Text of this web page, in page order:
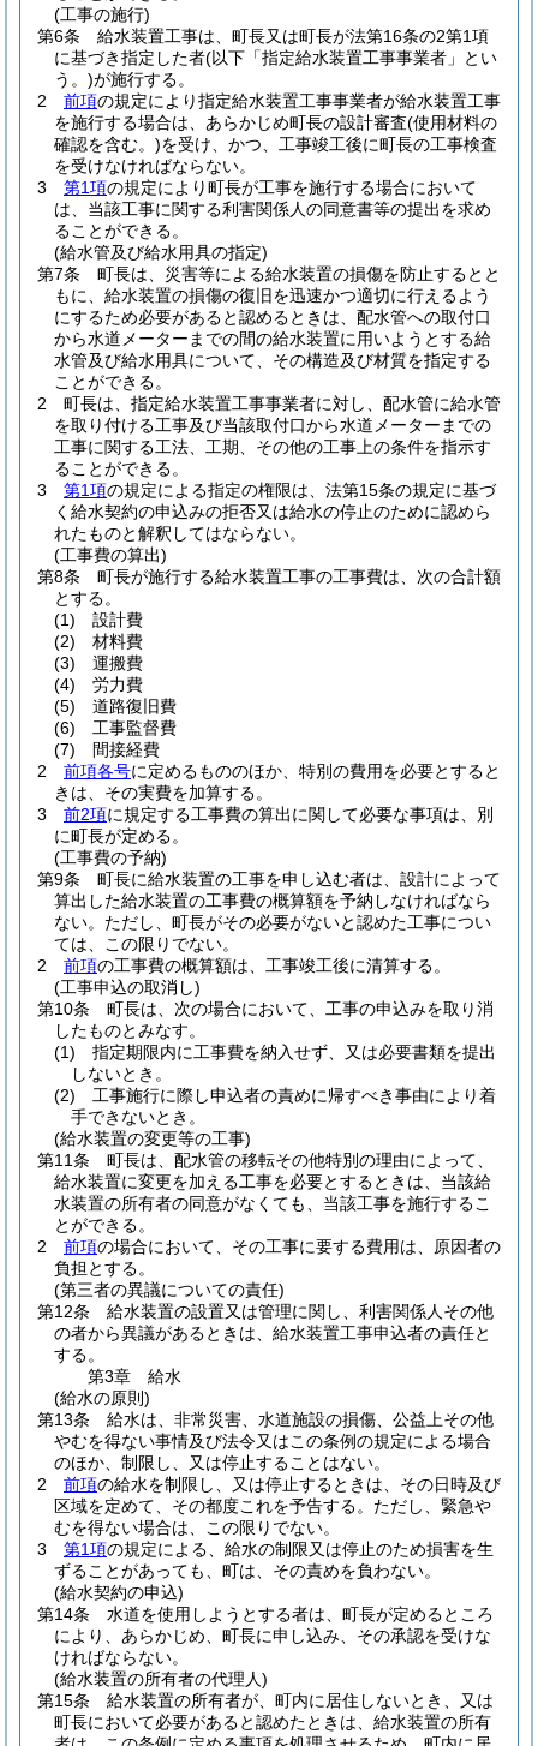
(工事の施行)
第6条
給水装置工事は、町長又は町長が法第16条の2第1項
に基づき指定した者(以下「指定給水装置工事事業者」とい
う。)が施行する。
2
前項の規定により指定給水装置工事事業者が給水装置工事
を施行する場合は、あらかじめ町長の設計審査(使用材料の
確認を含む。)を受け、かつ、工事竣工後に町長の工事検査
を受けなければならない。
3
第1項の規定により町長が工事を施行する場合において
は、当該工事に関する利害関係人の同意書等の提出を求め
ることができる。
(給水管及び給水用具の指定)
第7条
町長は、災害等による給水装置の損傷を防止するとと
もに、給水装置の損傷の復旧を迅速かつ適切に行えるよう
にするため必要があると認めるときは、配水管への取付口
から水道メーターまでの間の給水装置に用いようとする給
水管及び給水用具について、その構造及び材質を指定する
ことができる。
2
町長は、指定給水装置工事事業者に対し、配水管に給水管
を取り付ける工事及び当該取付口から水道メーターまでの
工事に関する工法、工期、その他の工事上の条件を指示す
ることができる。
3
第1項の規定による指定の権限は、法第15条の規定に基づ
く給水契約の申込みの拒否又は給水の停止のために認めら
れたものと解釈してはならない。
(工事費の算出)
第8条
町長が施行する給水装置工事の工事費は、次の合計額
とする。
(1)
設計費
(2)
材料費
(3)
運搬費
(4)
労力費
(5)
道路復旧費
(6)
工事監督費
(7)
間接経費
2
前項各号に定めるもののほか、特別の費用を必要とすると
きは、その実費を加算する。
3
前2項に規定する工事費の算出に関して必要な事項は、別
に町長が定める。
(工事費の予納)
第9条
町長に給水装置の工事を申し込む者は、設計によって
算出した給水装置の工事費の概算額を予納しなければなら
ない。 ただし、町長がその必要がないと認めた工事につい
ては、この限りでない。
2
前項の工事費の概算額は、工事竣工後に清算する。
(工事申込の取消し)
第10条
町長は、次の場合において、工事の申込みを取り消
したものとみなす。
(1)
指定期限内に工事費を納入せず、又は必要書類を提出
しないとき。
(2)
工事施行に際し申込者の責めに帰すべき事由により着
手できないとき。
(給水装置の変更等の工事)
第11条
町長は、配水管の移転その他特別の理由によって、
給水装置に変更を加える工事を必要とするときは、当該給
水装置の所有者の同意がなくても、当該工事を施行するこ
とができる。
2
前項の場合において、その工事に要する費用は、原因者の
負担とする。
(第三者の異議についての責任)
第12条
給水装置の設置又は管理に関し、利害関係人その他
の者から異議があるときは、給水装置工事申込者の責任と
する。
第3章
給水
(給水の原則)
第13条
給水は、非常災害、水道施設の損傷、公益上その他
やむを得ない事情及び法令又はこの条例の規定による場合
のほか、制限し、又は停止することはない。
2
前項の給水を制限し、又は停止するときは、その日時及び
区域を定めて、その都度これを予告する。 ただし、緊急や
むを得ない場合は、この限りでない。
3
第1項の規定による、給水の制限又は停止のため損害を生
ずることがあっても、町は、その責めを負わない。
(給水契約の申込)
第14条
水道を使用しようとする者は、町長が定めるところ
により、あらかじめ、町長に申し込み、その承認を受けな
ければならない。
(給水装置の所有者の代理人)
第15条
給水装置の所有者が、町内に居住しないとき、又は
町長において必要があると認めたときは、給水装置の所有